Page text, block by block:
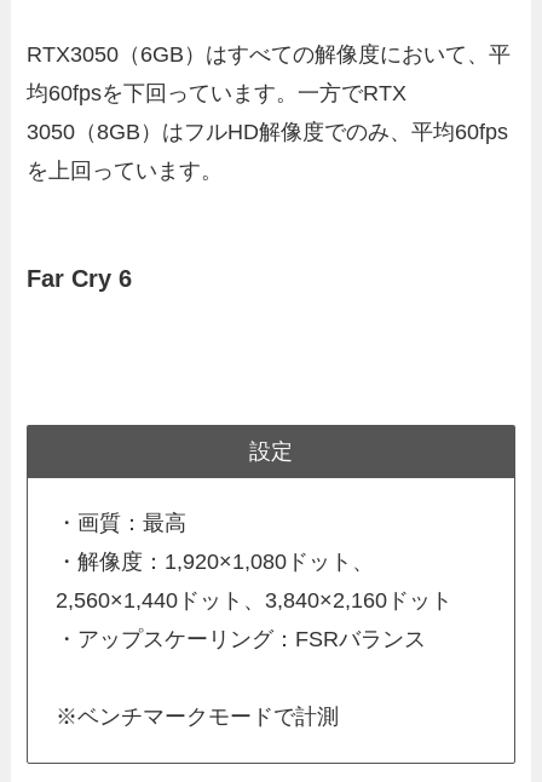
RTX3050（6GB）はすべての解像度において、平
均60fpsを下回っています。一方でRTX
3050（8GB）はフルHD解像度でのみ、平均60fps
を上回っています。
Far Cry 6
設定
・画質：最高
・解像度：1,920×1,080ドット、
2,560×1,440ドット、3,840×2,160ドット
・アップスケーリング：FSRバランス
※ベンチマークモードで計測